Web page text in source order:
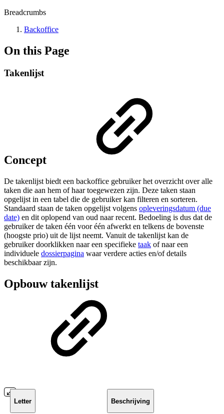
Breadcrumbs
Backoffice
On this Page
Takenlijst
Concept
De takenlijst biedt een backoffice gebruiker het overzicht over alle
taken die aan hem of haar toegewezen zijn. Deze taken staan
opgelijst in een tabel die de gebruiker kan filteren en sorteren.
Standaard staan de taken opgelijst volgens opleveringsdatum (due
date) en dit oplopend van oud naar recent. Bedoeling is dus dat de
gebruiker de taken één voor één afwerkt en telkens de bovenste
(hoogste prio) uit de lijst neemt. Vanuit de takenlijst kan de
gebruiker doorklikken naar een specifieke taak of naar een
individuele dossierpagina waar verdere acties en/of details
beschikbaar zijn.
Opbouw takenlijst
Letter Beschrijving